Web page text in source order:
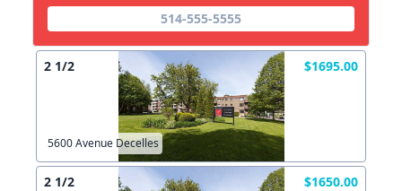
514-555-5555
2 1/2 $1695.00
5600 Avenue Decelles
2 1/2 $1650.00
X Fermer